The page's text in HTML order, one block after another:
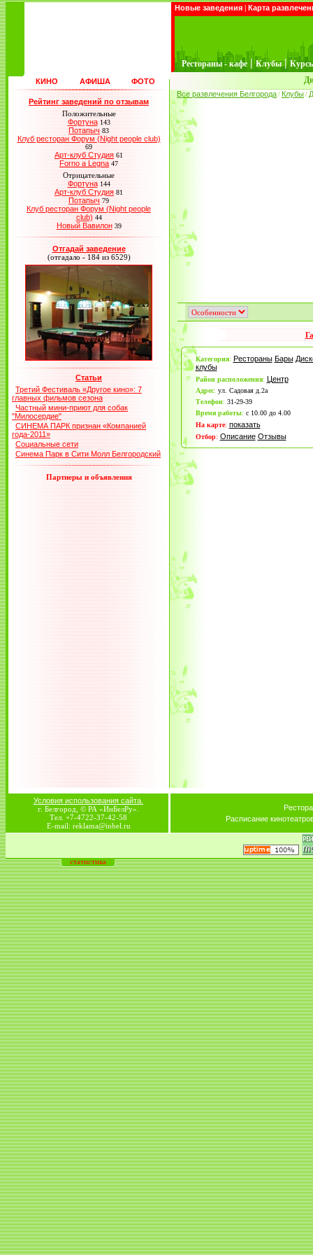
Новые заведения | Карта
Рестораны - кафе | Клубы |
КИНО АФИША ФОТО
Рейтинг заведений по отзывам
Положительные
Фортуна 143
Потапыч 83
Клуб ресторан Форум (Night people club)
69
Арт-клуб Студия 61
Forno a Legna 47
Отрицательные
Фортуна 144
Арт-клуб Студия 81
Потапыч 79
Клуб ресторан Форум (Night people
club) 44
Новый Вавилон 39
Отгадай заведение
(отгадало - 184 из 6529)
Статьи
Третий Фестиваль «Другое кино»: 7
главных фильмов сезона
Частный мини-приют для собак
"Милосердие"
СИНЕМА ПАРК признан «Компанией
года-2011»
Социальные сети
Синема Парк в Сити Молл Белгородский
Партнеры и объявления
Все развлечения Белгорода / Клубы /
Категория: Рестораны Бары
клубы
Район расположения: Центр
Адрес: ул. Садовая д.2а
Телефон: 31-29-39
Время работы: с 10.00 до 4.00
На карте: показать
Отбор: Описание Отзывы
Условия использования сайта.
г. Белгород, © РА «ИнБелРу».
Тел. +7-4722-37-42-58
E-mail: reklama@inbel.ru
Расписание
статистика